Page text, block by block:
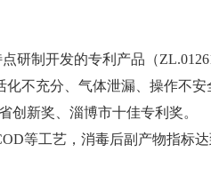
制开发的专利产品（
不充分、气体泄漏、操作不
创新奖、淄博市十佳专利奖。
等工艺，消毒后副产物指标